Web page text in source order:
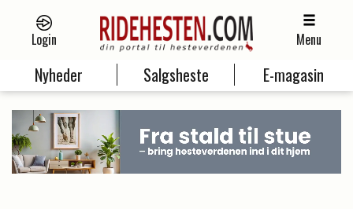
Login Menu
Nyheder Salgsheste E-magasin